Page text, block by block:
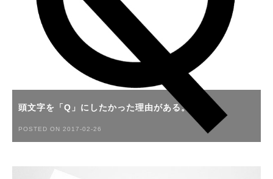
頭文字を「Q」にしたかった理由がある。
POSTED ON 2017-02-26